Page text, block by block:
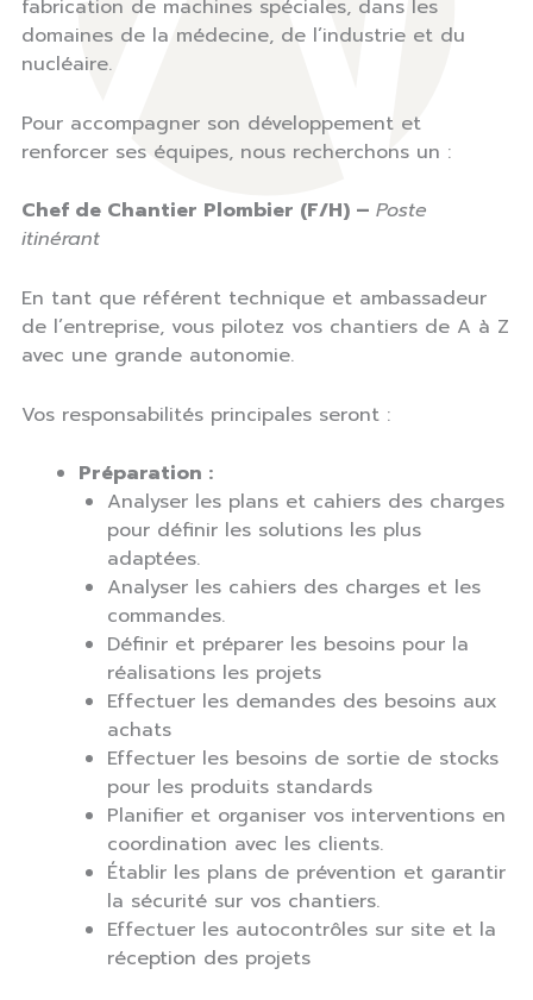
fabrication de machines spéciales, dans les
domaines de la médecine, de l’industrie et du
nucléaire.
Pour accompagner son développement et
renforcer ses équipes, nous recherchons un :
Chef de Chantier Plombier (F/H) – Poste
itinérant
En tant que référent technique et ambassadeur
de l’entreprise, vous pilotez vos chantiers de A à Z
avec une grande autonomie.
Vos responsabilités principales seront :
Préparation :
Analyser les plans et cahiers des charges
pour définir les solutions les plus
adaptées.
Analyser les cahiers des charges et les
commandes.
Définir et préparer les besoins pour la
réalisations les projets
Effectuer les demandes des besoins aux
achats
Effectuer les besoins de sortie de stocks
pour les produits standards
Planifier et organiser vos interventions en
coordination avec les clients.
Établir les plans de prévention et garantir
la sécurité sur vos chantiers.
Effectuer les autocontrôles sur site et la
réception des projets